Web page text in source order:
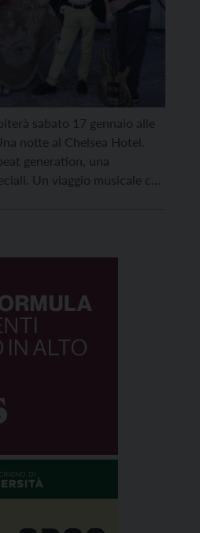
sabato 17 gennaio alle
notte al Chelsea Hotel.
generation, una
Un viaggio musicale che
curati da Valentina
L’anima più eclettica […]